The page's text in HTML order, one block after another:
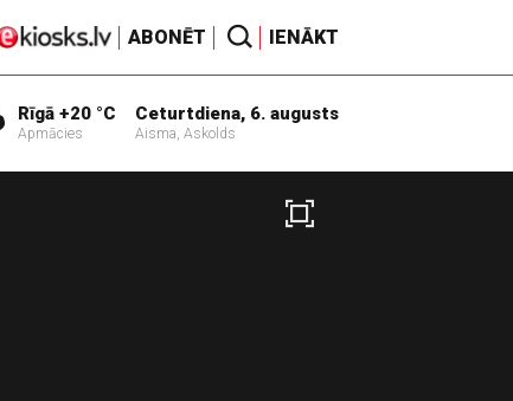
ABONĒT IENĀKT
Rīgā +20 °C
Apmācies
Ceturtdiena, 6. augusts
Aisma, Askolds